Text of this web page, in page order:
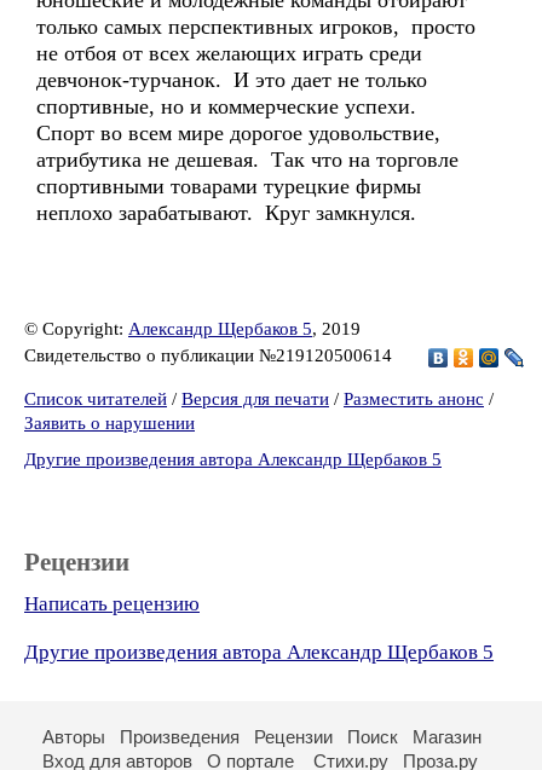
только самых перспективных игроков, просто
не отбоя от всех желающих играть среди
девчонок-турчанок. И это дает не только
спортивные, но и коммерческие успехи.
Спорт во всем мире дорогое удовольствие,
атрибутика не дешевая. Так что на торговле
спортивными товарами турецкие фирмы
неплохо зарабатывают. Круг замкнулся.
© Copyright: Александр Щербаков 5, 2019
Свидетельство о публикации №219120500614
Список читателей / Версия для печати / Разместить анонс /
Заявить о нарушении
Другие произведения автора Александр Щербаков 5
Рецензии
Написать рецензию
Другие произведения автора Александр Щербаков 5
Авторы Произведения Рецензии Поиск
Магазин
Вход для авторов
О портале Стихи.ру Проза.ру